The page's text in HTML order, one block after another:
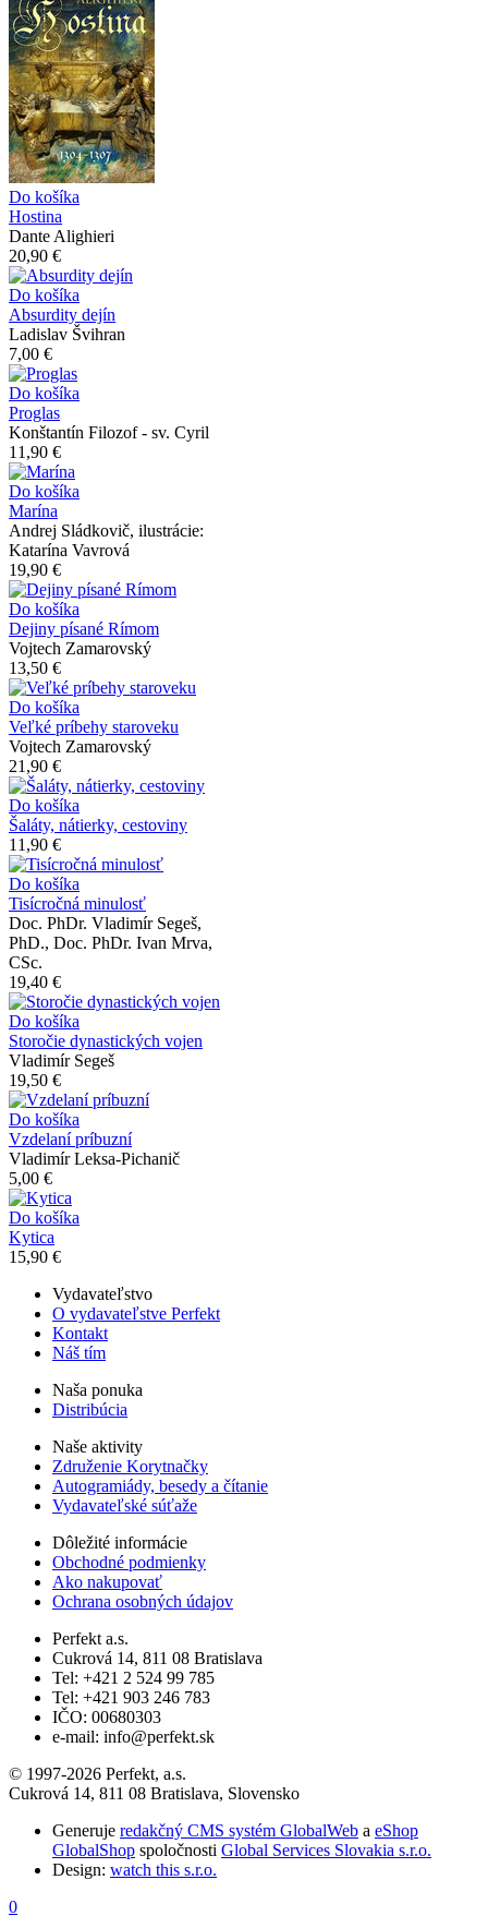
Do košíka
Hostina
Dante Alighieri
20,90 €
Do košíka
Absurdity dejín
Ladislav Švihran
7,00 €
Do košíka
Proglas
Konštantín Filozof - sv. Cyril
11,90 €
Do košíka
Marína
Andrej Sládkovič, ilustrácie:
Katarína Vavrová
19,90 €
Do košíka
Dejiny písané Rímom
Vojtech Zamarovský
13,50 €
Do košíka
Veľké príbehy staroveku
Vojtech Zamarovský
21,90 €
Do košíka
Šaláty, nátierky, cestoviny
11,90 €
Do košíka
Tisícročná minulosť
Doc. PhDr. Vladimír Segeš,
PhD., Doc. PhDr. Ivan Mrva,
CSc.
19,40 €
Do košíka
Storočie dynastických vojen
Vladimír Segeš
19,50 €
Do košíka
Vzdelaní príbuzní
Vladimír Leksa-Pichanič
5,00 €
Do košíka
Kytica
15,90 €
Vydavateľstvo
O vydavateľstve Perfekt
Kontakt
Náš tím
Naša ponuka
Distribúcia
Naše aktivity
Združenie Korytnačky
Autogramiády, besedy a čítanie
Vydavateľské súťaže
Dôležité informácie
Obchodné podmienky
Ako nakupovať
Ochrana osobných údajov
Perfekt a.s.
Cukrová 14, 811 08 Bratislava
Tel: +421 2 524 99 785
Tel: +421 903 246 783
IČO: 00680303
e-mail: info@perfekt.sk
© 1997-2026 Perfekt, a.s.
Cukrová 14, 811 08 Bratislava, Slovensko
Generuje redakčný CMS systém GlobalWeb a eShop
GlobalShop spoločnosti Global Services Slovakia s.r.o.
Design: watch this s.r.o.
0